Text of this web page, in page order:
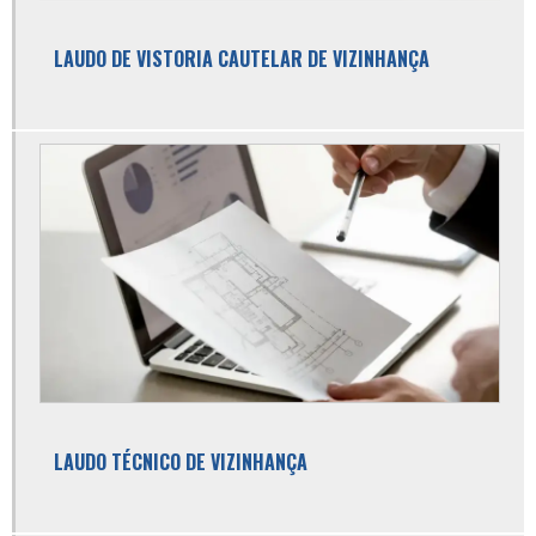
Avaliação predial urbana
Consultoria em engenharia
Consultoria em engenharia civil
Consultoria imobiliária
Custo gerenciamento de obra
Declaração de vistoria de obra
Empresa de avaliação de imóveis
LAUDO DE VISTORIA CAUTELAR DE VIZINHANÇA
LAUDO TÉCNICO DE VIZINHANÇA